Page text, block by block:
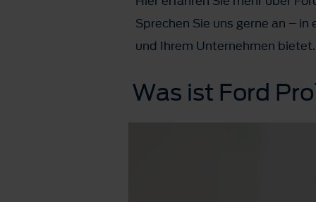
Sprechen Sie uns gerne an –
und Ihrem Unternehmen bietet.
Was ist Ford